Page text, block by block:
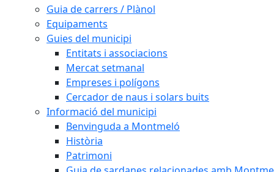
Guia de carrers / Plànol
Equipaments
Guies del municipi
Entitats i associacions
Mercat setmanal
Empreses i polígons
Cercador de naus i solars buits
Informació del municipi
Benvinguda a Montmeló
Història
Patrimoni